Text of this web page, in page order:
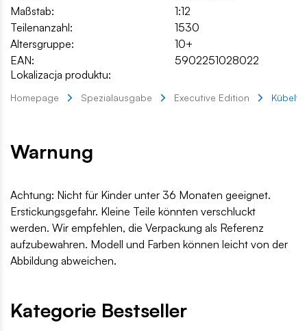
Maßstab:
1:12
Teilenanzahl:
1530
Altersgruppe:
10+
EAN:
5902251028022
Lokalizacja produktu:
Homepage Spezialausgabe Executive Edition
Warnung
Achtung: Nicht für Kinder unter 36 Monaten geeignet.
Erstickungsgefahr. Kleine Teile könnten verschluckt
werden. Wir empfehlen, die Verpackung als Referenz
aufzubewahren. Modell und Farben können leicht von der
Abbildung abweichen.
Kategorie Bestseller